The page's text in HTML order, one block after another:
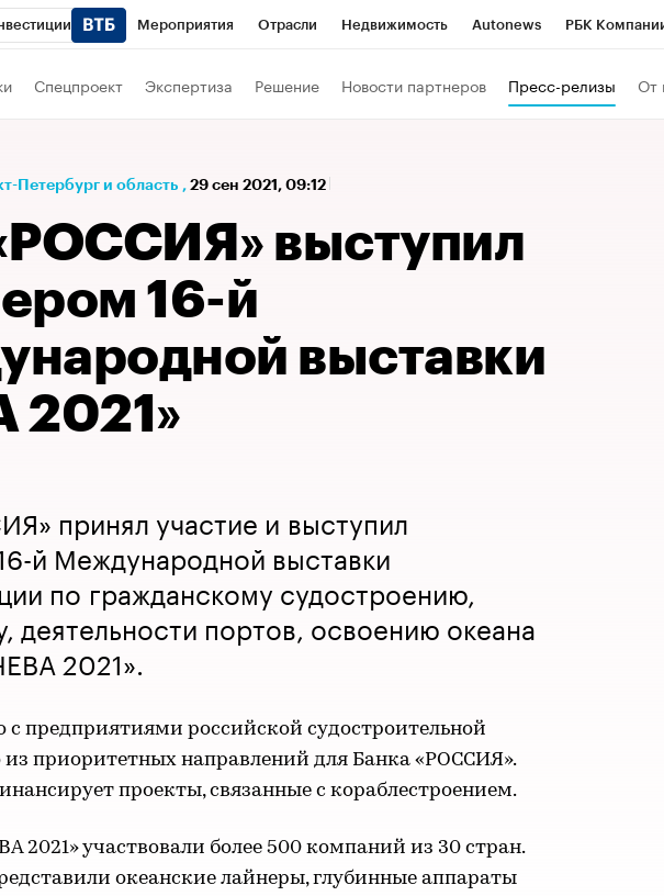
Мероприятия Отрасли Недвижимость Autonews РБК
контрагентов Политика
Спецпроект Экспертиза Решение Новости партнеров Пресс-релизы От
Петербург и область , 29 сен 2021, 09:12
выступил
16-й
выставки
2021»
принял участие и выступил
й Международной выставки
по гражданскому судостроению,
деятельности портов, освоению океана
2021».
с предприятиями российской судостроительной
приоритетных направлений для Банка «РОССИЯ».
проекты, связанные с кораблестроением.
2021» участвовали более 500 компаний из 30 стран.
океанские лайнеры, глубинные аппараты